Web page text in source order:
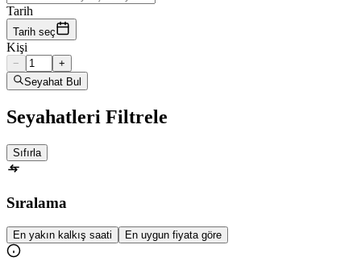
Tarih
Tarih seç
Kişi
−
+
Seyahat Bul
Seyahatleri Filtrele
Sıfırla
Sıralama
En yakın kalkış saati En uygun fiyata göre